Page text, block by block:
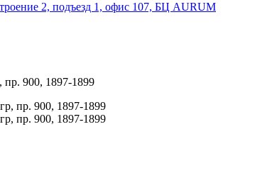
2, подъезд 1, офис 107, БЦ AURUM
пр. 900, 1897-1899